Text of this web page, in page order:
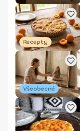
Recepty
Všeobecné